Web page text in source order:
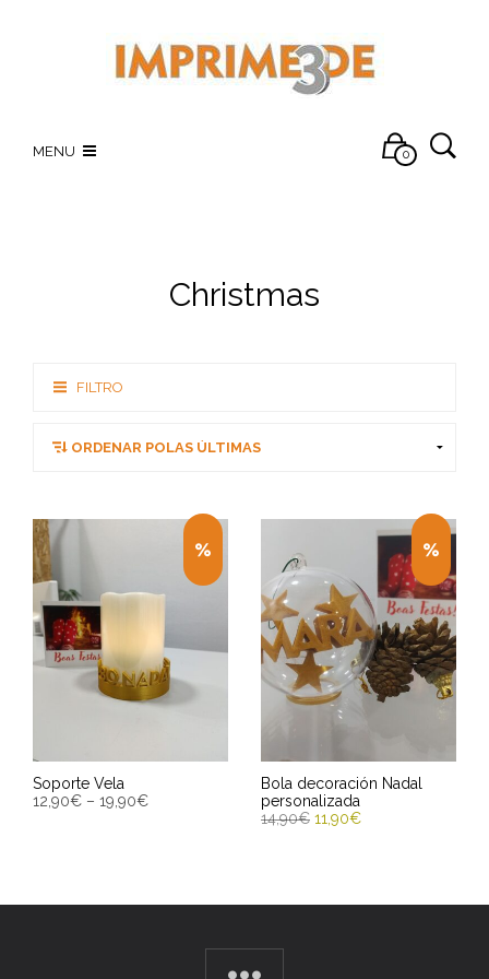
MENU 0
Christmas
FILTRO
Soporte Vela
12,90€ – 19,90€
12/08/2026 - 14/08/2026
Bola decoración Nadal
personalizada
14,90€ 11,90€
Entrega Estimada entre